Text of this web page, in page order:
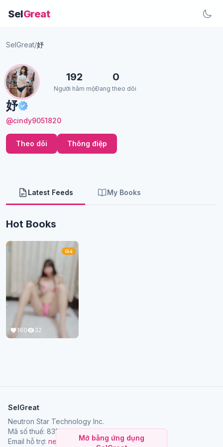
SelGreat
Mở bằng ứng dụng
SelGreat/妤
妤
@cindy9051820
192
Người hâm mộ
0
Đang theo dõi
Theo dõi Thông điệp
Latest Feeds My Books
Hot Books
160 32
Giá
SelGreat
Neutron Star Technology Inc.
Mã số thuế: 83114084
Email hỗ trợ: neutronstar.ai@gmail.com